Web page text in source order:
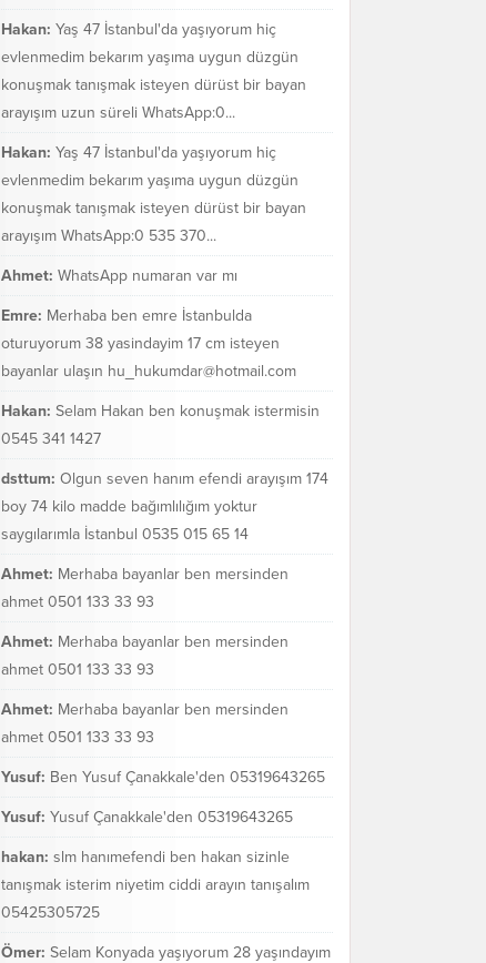
Hakan: Yaş 47 İstanbul'da yaşıyorum hiç
evlenmedim bekarım yaşıma uygun düzgün
konuşmak tanışmak isteyen dürüst bir bayan
arayışım uzun süreli WhatsApp:0...
Hakan: Yaş 47 İstanbul'da yaşıyorum hiç
evlenmedim bekarım yaşıma uygun düzgün
konuşmak tanışmak isteyen dürüst bir bayan
arayışım WhatsApp:0 535 370...
Ahmet: WhatsApp numaran var mı
Emre: Merhaba ben emre İstanbulda
oturuyorum 38 yasindayim 17 cm isteyen
bayanlar ulaşın hu_hukumdar@hotmail.com
Hakan: Selam Hakan ben konuşmak istermisin
0545 341 1427
dsttum: Olgun seven hanım efendi arayışım 174
boy 74 kilo madde bağımlılığım yoktur
saygılarımla İstanbul 0535 015 65 14
Ahmet: Merhaba bayanlar ben mersinden
ahmet 0501 133 33 93
Ahmet: Merhaba bayanlar ben mersinden
ahmet 0501 133 33 93
Ahmet: Merhaba bayanlar ben mersinden
ahmet 0501 133 33 93
Yusuf: Ben Yusuf Çanakkale'den 05319643265
Yusuf: Yusuf Çanakkale'den 05319643265
hakan: slm hanımefendi ben hakan sizinle
tanışmak isterim niyetim ciddi arayın tanışalım
05425305725
Ömer: Selam Konyada yaşıyorum 28 yaşındayım